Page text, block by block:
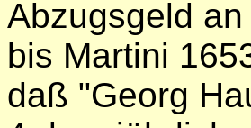
Abzugsgeld
bis Martini
daß "Georg